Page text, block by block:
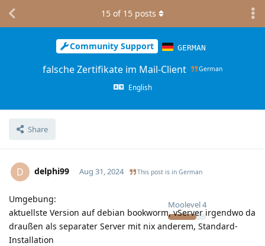
Community Support GERMAN
falsche Zertifikate im Mail-Client German
English
Share
15 of 15 posts
D delphi99
Moolevel4
Aug 31, 2024 This post is in German
Umgebung:
aktuellste Version auf debian bookworm, vServer irgendwo da
draußen als separater Server mit nix anderem, Standard-
Installation